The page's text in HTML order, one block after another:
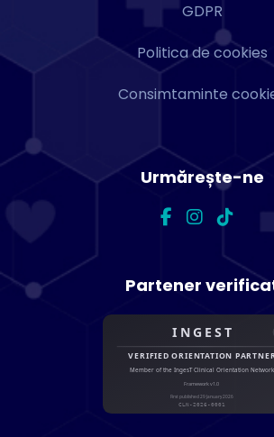
GDPR
Politica de cookies
Consimtaminte
Urmărește-ne
Partener